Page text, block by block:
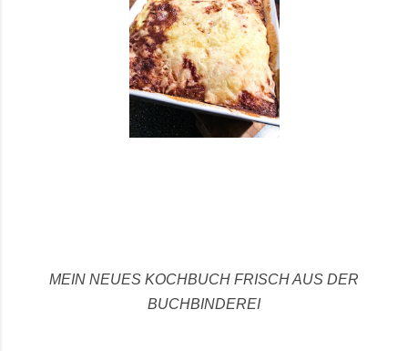
MEIN NEUES KOCHBUCH FRISCH AUS DER
BUCHBINDEREI